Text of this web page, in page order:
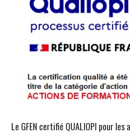
Le GFEN certifié QUALIOPI pour